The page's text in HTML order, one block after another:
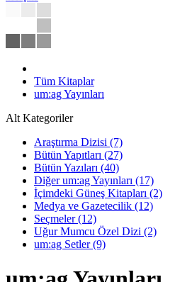
Tüm Kitaplar
um:ag Yayınları
Alt Kategoriler
Araştırma Dizisi (7)
Bütün Yapıtları (27)
Bütün Yazıları (40)
Diğer um:ag Yayınları (17)
İçimdeki Güneş Kitapları (2)
Medya ve Gazetecilik (12)
Seçmeler (12)
Uğur Mumcu Özel Dizi (2)
um:ag Setler (9)